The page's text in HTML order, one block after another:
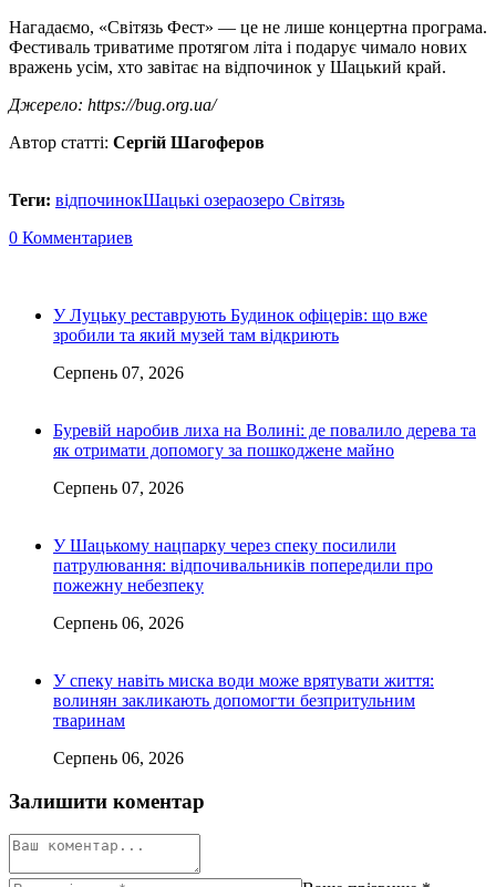
Нагадаємо, «Світязь Фест» — це не лише концертна програма.
Фестиваль триватиме протягом літа і подарує чимало нових
вражень усім, хто завітає на відпочинок у Шацький край.
Джерело: https://bug.org.ua/
Автор статті: Сергій Шагоферов
Теги: відпочинокШацькі озераозеро Світязь
0 Комментариев
У Луцьку реставрують Будинок офіцерів: що вже
зробили та який музей там відкриють
Серпень 07, 2026
Буревій наробив лиха на Волині: де повалило дерева та
як отримати допомогу за пошкоджене майно
Серпень 07, 2026
У Шацькому нацпарку через спеку посилили
патрулювання: відпочивальників попередили про
пожежну небезпеку
Серпень 06, 2026
У спеку навіть миска води може врятувати життя:
волинян закликають допомогти безпритульним
тваринам
Серпень 06, 2026
Залишити коментар